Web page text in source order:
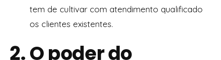
tem de cultivar com atendimento qualificado
os clientes existentes.
2. O poder do